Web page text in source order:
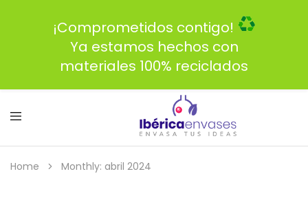
Home Monthly: abril 2024
¡Comprometidos contigo!
Ya estamos hechos con
materiales 100% reciclados